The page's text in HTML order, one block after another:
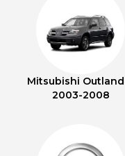
Mitsubishi
2003-2008